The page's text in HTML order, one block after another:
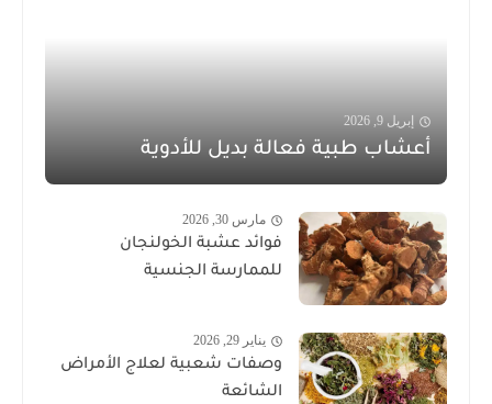
إبريل 9, 2026
أعشاب طبية فعالة بديل للأدوية
مارس 30, 2026
فوائد عشبة الخولنجان
للممارسة الجنسية
يناير 29, 2026
وصفات شعبية لعلاج الأمراض
الشائعة